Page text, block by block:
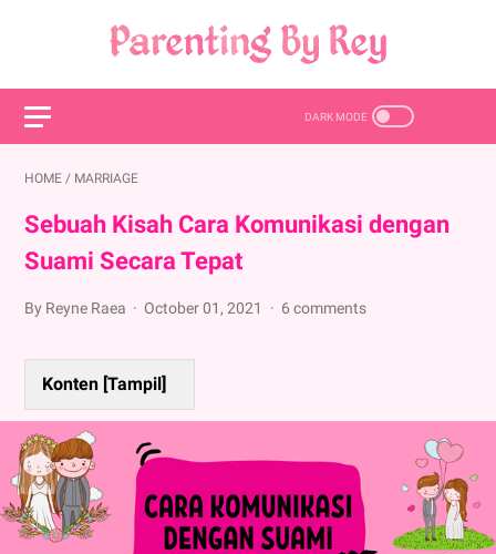
HOME / MARRIAGE
Sebuah Kisah Cara Komunikasi dengan
Suami Secara Tepat
By Reyne Raea October 01, 2021 6 comments
Konten [Tampil]